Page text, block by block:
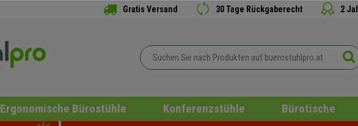
Gratis Versand 30 Tage Rückgaberecht 2
Ergonomische Bürostühle Konferenzstühle Bürotische